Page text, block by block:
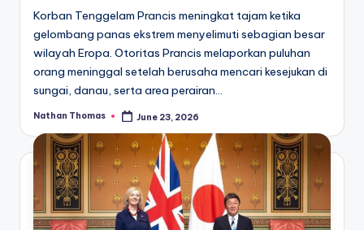
Korban Tenggelam Prancis meningkat tajam ketika
gelombang panas ekstrem menyelimuti sebagian besar
wilayah Eropa. Otoritas Prancis melaporkan puluhan
orang meninggal setelah berusaha mencari kesejukan di
sungai, danau, serta area perairan…
Posted
Nathan Thomas June 23, 2026